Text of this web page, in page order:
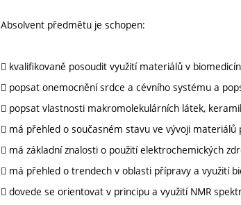
Absolvent předmětu je schopen:
 kvalifikovaně posoudit využití materiálů v
 popsat onemocnění srdce a cévního systému a
 popsat vlastnosti makromolekulárních látek,
 má přehled o současném stavu ve vývoji
 má základní znalosti o použití elektrochemických
 má přehled o trendech v oblasti přípravy a využití
 dovede se orientovat v principu a využití NMR